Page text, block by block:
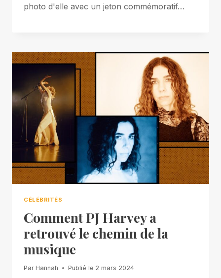
photo d'elle avec un jeton commémoratif…
CÉLÉBRITÉS
Comment PJ Harvey a
retrouvé le chemin de la
musique
Par Hannah Publié le 2 mars 2024